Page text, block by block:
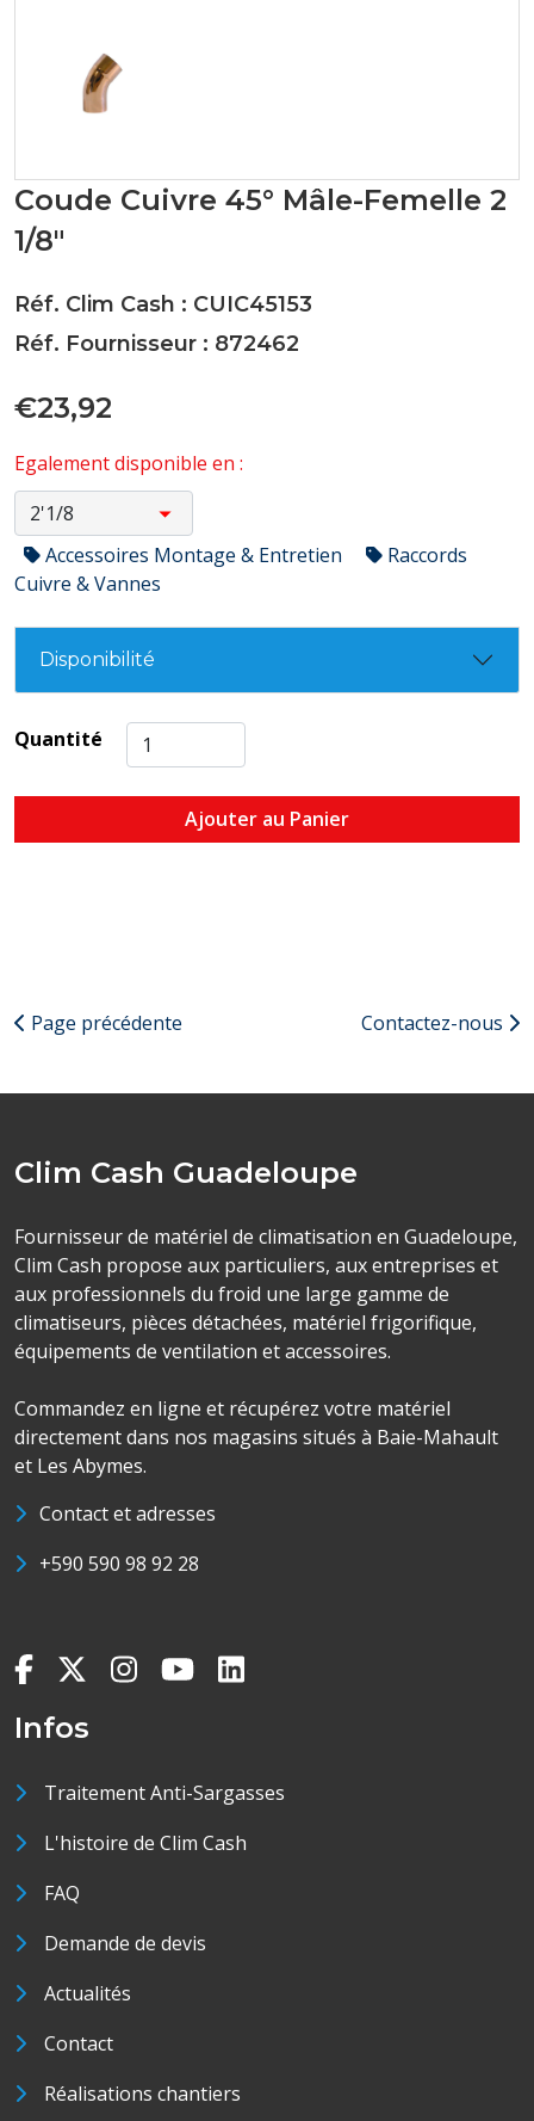
Coude Cuivre 45° Mâle-Femelle 2
1/8"
Réf. Clim Cash : CUIC45153
Réf. Fournisseur : 872462
€23,92
Egalement disponible en :
Accessoires Montage & Entretien
Raccords
Cuivre & Vannes
Disponibilité
Quantité
Ajouter au Panier
Page précédente Contactez-nous
Clim Cash Guadeloupe
Fournisseur de matériel de climatisation en Guadeloupe,
Clim Cash propose aux particuliers, aux entreprises et
aux professionnels du froid une large gamme de
climatiseurs, pièces détachées, matériel frigorifique,
équipements de ventilation et accessoires.
Commandez en ligne et récupérez votre matériel
directement dans nos magasins situés à Baie-Mahault
et Les Abymes.
Contact et adresses
+590 590 98 92 28
Infos
Traitement Anti-Sargasses
L'histoire de Clim Cash
FAQ
Demande de devis
Actualités
Contact
Réalisations chantiers